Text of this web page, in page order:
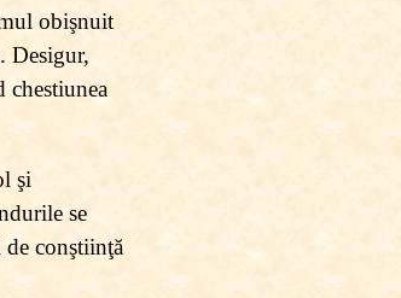
obişnuit
Desigur,
chestiunea
şi
se
conştiinţă